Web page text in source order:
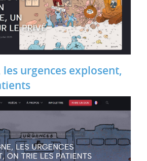
les urgences explosent,